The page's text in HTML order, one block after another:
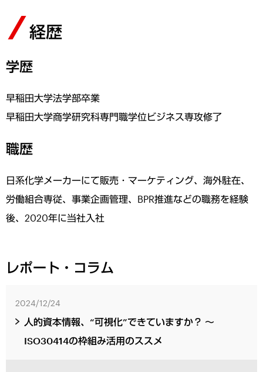
経歴
学歴
早稲田大学法学部卒業
早稲田大学商学研究科専門職学位ビジネス専攻修了
職歴
日系化学メーカーにて販売・マーケティング、海外駐在、
労働組合専従、事業企画管理、BPR推進などの職務を経験
後、2020年に当社入社
レポート・コラム
2024/12/24
人的資本情報、“可視化”できていますか？ ～
ISO30414の枠組み活用のススメ